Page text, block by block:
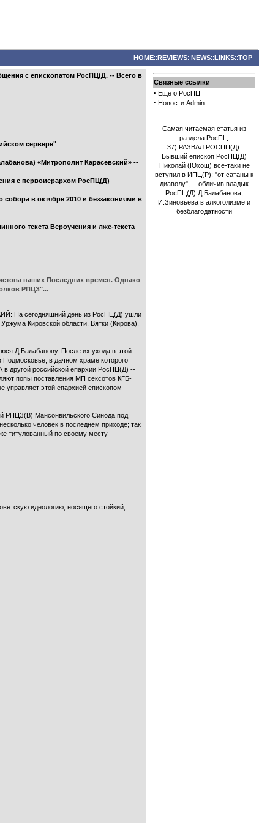
HOME::REVIEWS::NEWS::LINKS::TOP
с епископатом РосПЦ(Д. -- Всего в
сервере"
«Митрополит Карасевский» --
с первоиерархом РосПЦ(Д)
в октябре 2010 и беззакониями в
текста Вероучения и лже-текста
наших Последних времен. Однако
РПЦЗ"...
сегодняшний день из РосПЦ(Д) ушли
Кировской области, Вятки (Кирова).
Д.Балабанову. После их ухода в этой
в дачном храме которого
в другой российской епархии РосПЦ(Д) --
попы поставления МП сексотов КГБ-
этой епархией епископом
РПЦЗ(В) Мансонвильского Синода под
человек в последнем приходе; так
титулованный по своему месту
идеологию, носящего стойкий,
Связные ссылки
· Ещё о РосПЦ
· Новости Admin
Самая читаемая статья из
раздела РосПЦ:
37) РАЗВАЛ РОСПЦ(Д):
Бывший епископ РосПЦ(Д)
Николай (Юхош) все-таки не
вступил в ИПЦ(Р): "от сатаны к
диаволу", -- обличив владык
РосПЦ(Д) Д.Балабанова,
И.Зиновьева в алкоголизме и
безблагодатности